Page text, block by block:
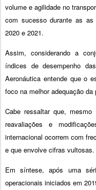
volume e agilidade no
com sucesso durante as
2020 e 2021.
Assim, considerando a
índices de desempenho
Aeronáutica entende que o
foco na melhor adequação
Cabe ressaltar que,
reavaliações e
internacional ocorrem com
e que envolve cifras vultosas.
Em síntese, após uma
operacionais iniciados em